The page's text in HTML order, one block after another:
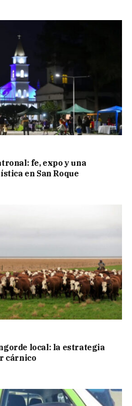
fe, expo y una
en San Roque
local: la estrategia
cárnico